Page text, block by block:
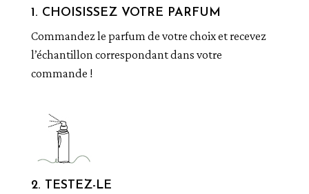
1. CHOISISSEZ VOTRE PARFUM
Commandez le parfum de votre choix et recevez
l’échantillon correspondant dans votre
commande !
2. TESTEZ-LE